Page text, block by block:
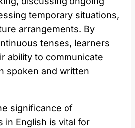
temporary situations,
arrangements. ‌By⁢
tenses, learners
⁤ability to communicate
spoken and written
significance of
in English ‍is vital for